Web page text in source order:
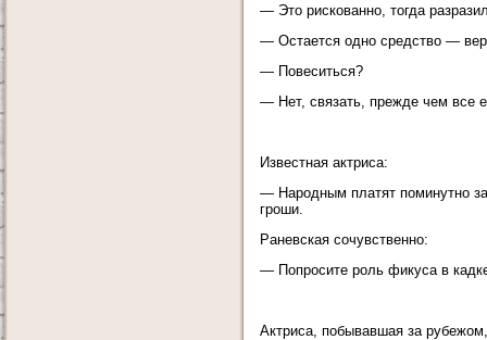
— Это рискованно, тогда
— Остается одно средство —
— Повеситься?
— Нет, связать, прежде чем все
Известная актриса:
— Народным платят поминутно
гроши.
Раневская сочувственно:
— Попросите роль фикуса в
Актриса, побывавшая за